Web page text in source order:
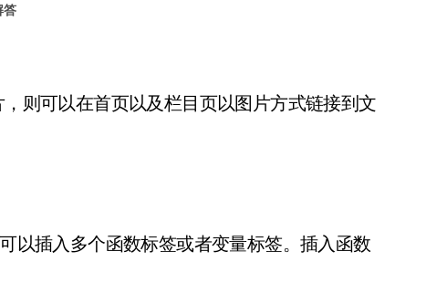
答
则可以在首页以及栏目页以图片方式链接到文
以插入多个函数标签或者变量标签。插入函数